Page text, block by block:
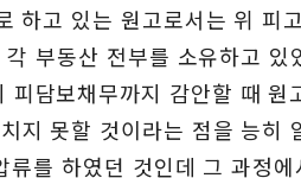
고 있는 원고로서는 위 피
부동산 전부를 소유하고
담보채무까지 감안할 때 원
지 못할 것이라는 점을 능히
를 하였던 것인데 그 과정